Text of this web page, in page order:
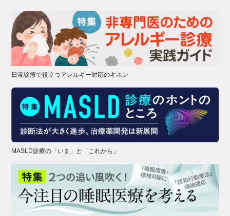
日常診療で役立つアレルギー対応のキホン
MASLD診療の「いま」と「これから」